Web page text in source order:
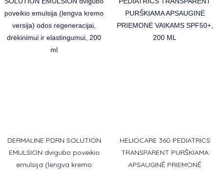
DERMALINE PDRN SOLUTION
EMULSION dvigubo poveikio
emulsija (lengva kremo
HELIOCARE 360 PEDIATRICS
TRANSPARENT PURŠKIAMA
APSAUGINĖ PRIEMONĖ